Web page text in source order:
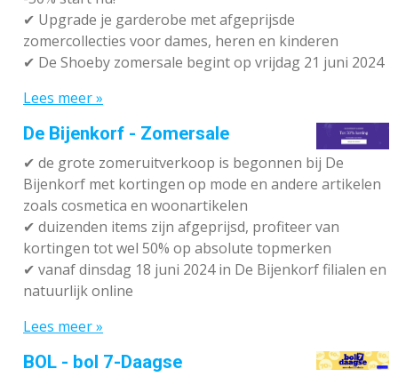
✔ Upgrade je garderobe met afgeprijsde
zomercollecties voor dames, heren en kinderen
✔ De Shoeby zomersale begint op vrijdag 21 juni 2024
Lees meer »
De Bijenkorf - Zomersale
✔ de grote zomeruitverkoop is begonnen bij De
Bijenkorf met kortingen op mode en andere artikelen
zoals cosmetica en woonartikelen
✔ duizenden items zijn afgeprijsd, profiteer van
kortingen tot wel 50% op absolute topmerken
✔ vanaf dinsdag 18 juni 2024 in De Bijenkorf filialen en
natuurlijk online
Lees meer »
BOL - bol 7-Daagse